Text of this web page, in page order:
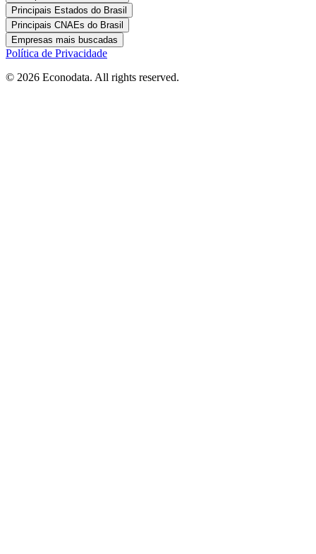
Principais Estados do Brasil
Principais CNAEs do Brasil
Empresas mais buscadas
Política de Privacidade
© 2026 Econodata. All rights reserved.